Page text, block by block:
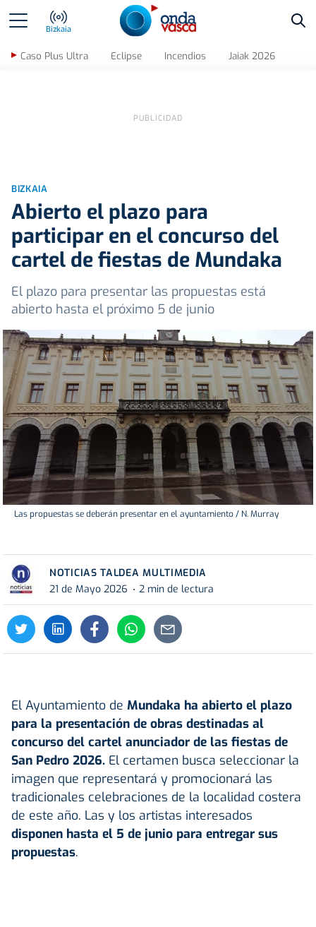
Bizkaia
Caso Plus Ultra Eclipse Incendios Jaiak 2026
BIZKAIA
Abierto el plazo para
participar en el concurso del
cartel de fiestas de Mundaka
El plazo para presentar las propuestas está
abierto hasta el próximo 5 de junio
Las propuestas se deberán presentar en el ayuntamiento / N. Murray
NOTICIAS TALDEA MULTIMEDIA
21 de Mayo 2026
2 min de lectura
El Ayuntamiento de Mundaka ha abierto el plazo
para la presentación de obras destinadas al
concurso del cartel anunciador de las fiestas de
San Pedro 2026. El certamen busca seleccionar la
imagen que representará y promocionará las
tradicionales celebraciones de la localidad costera
de este año. Las y los artistas interesados
disponen hasta el 5 de junio para entregar sus
propuestas.